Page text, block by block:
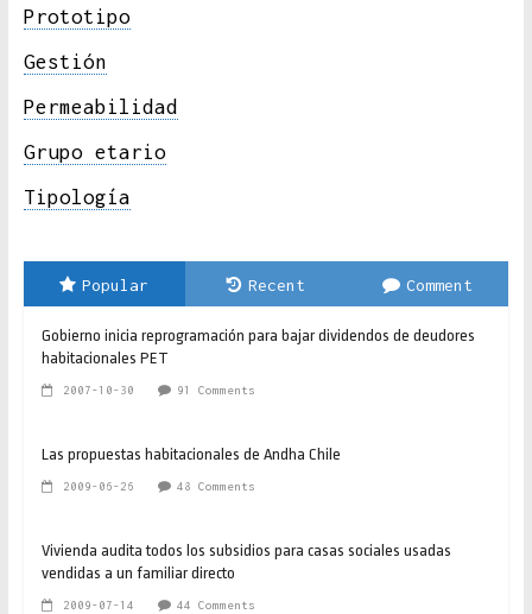
Prototipo
Gestión
Permeabilidad
Grupo etario
Tipología
Popular Recent Comment
Gobierno inicia reprogramación para bajar dividendos de deudores
habitacionales PET
2007-10-30 91 Comments
Las propuestas habitacionales de Andha Chile
2009-06-26 48 Comments
Vivienda audita todos los subsidios para casas sociales usadas
vendidas a un familiar directo
2009-07-14 44 Comments